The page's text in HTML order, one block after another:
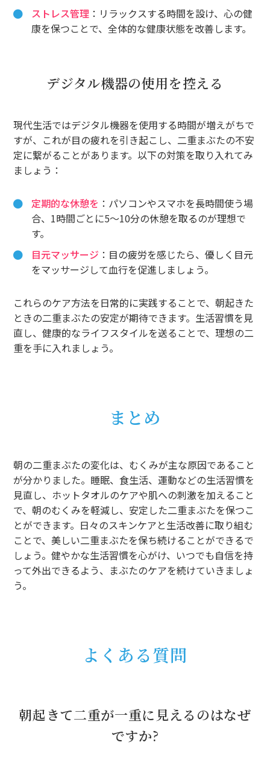
ストレス管理 ：リラックスする時間を設け、心の健
康を保つことで、全体的な健康状態を改善します。
デジタル機器の使用を控える
現代生活ではデジタル機器を使用する時間が増えがちで
すが、これが目の疲れを引き起こし、二重まぶたの不安
定に繋がることがあります。以下の対策を取り入れてみ
ましょう：
定期的な休憩を ：パソコンやスマホを長時間使う場
合、1時間ごとに5〜10分の休憩を取るのが理想で
す。
目元マッサージ ：目の疲労を感じたら、優しく目元
をマッサージして血行を促進しましょう。
これらのケア方法を日常的に実践することで、朝起きた
ときの二重まぶたの安定が期待できます。生活習慣を見
直し、健康的なライフスタイルを送ることで、理想の二
重を手に入れましょう。
まとめ
朝の二重まぶたの変化は、むくみが主な原因であること
が分かりました。睡眠、食生活、運動などの生活習慣を
見直し、ホットタオルのケアや肌への刺激を加えること
で、朝のむくみを軽減し、安定した二重まぶたを保つこ
とができます。日々のスキンケアと生活改善に取り組む
ことで、美しい二重まぶたを保ち続けることができるで
しょう。健やかな生活習慣を心がけ、いつでも自信を持
って外出できるよう、まぶたのケアを続けていきましょ
う。
よくある質問
朝起きて二重が一重に見えるのはなぜ
ですか?